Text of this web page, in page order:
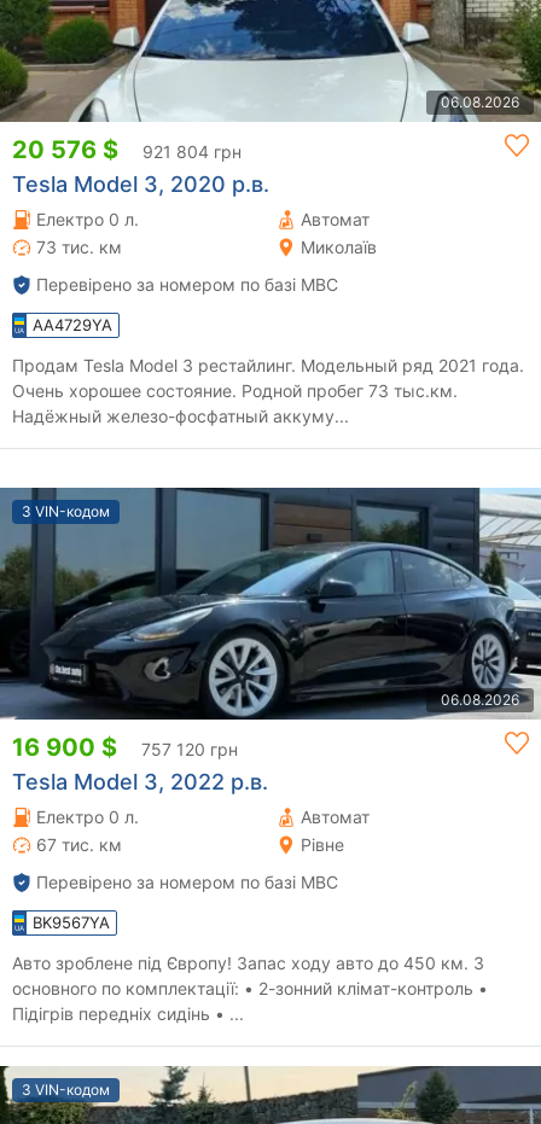
06.08.2026
20 576 $ 921 804 грн
Tesla Model 3, 2020 р.в.
Електро 0 л.
Автомат
73 тис. км
Миколаїв
Перевірено за номером по базі МВС
AA4729YA
Продам Tesla Model 3 рестайлинг. Модельный ряд 2021 года.
Очень хорошее состояние. Родной пробег 73 тыс.км.
Надёжный железо-фосфатный аккуму...
З VIN-кодом
06.08.2026
16 900 $ 757 120 грн
Tesla Model 3, 2022 р.в.
Електро 0 л.
Автомат
67 тис. км
Рівне
Перевірено за номером по базі МВС
BK9567YA
Авто зроблене під Європу! Запас ходу авто до 450 км. З
основного по комплектації: • 2-зонний клімат-контроль •
Підігрів передніх сидінь • ...
З VIN-кодом